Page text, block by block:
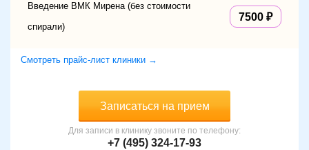
Введение ВМК Мирена (без стоимости
спирали)
7500
Смотреть прайс-лист клиники →
Записаться на прием
Для записи в клинику звоните по телефону:
+7 (495) 324-17-93